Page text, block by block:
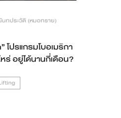
ทประวัติ (หมอทราย)
โปรแกรมโบอเมริกา
หร่ อยู่ได้นานกี่เดือน?